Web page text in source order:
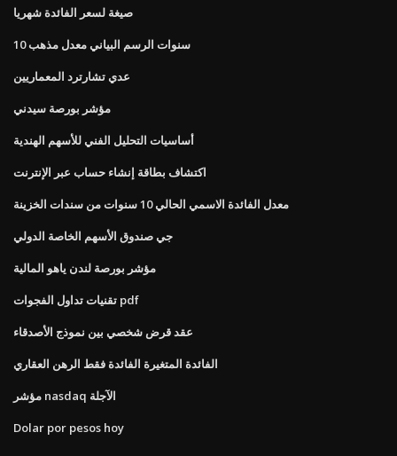
صيغة لسعر الفائدة شهريا
10 سنوات الرسم البياني معدل مذهب
عدي تشارترد المعماريين
مؤشر بورصة سيدني
أساسيات التحليل الفني للأسهم الهندية
اكتشاف بطاقة إنشاء حساب عبر الإنترنت
معدل الفائدة الاسمي الحالي 10 سنوات من سندات الخزينة
جي صندوق الأسهم الخاصة الدولي
مؤشر بورصة لندن ياهو المالية
تقنيات تداول الفجوات pdf
عقد قرض شخصي بين نموذج الأصدقاء
الفائدة المتغيرة الفائدة فقط الرهن العقاري
مؤشر nasdaq الآجلة
Dolar por pesos hoy